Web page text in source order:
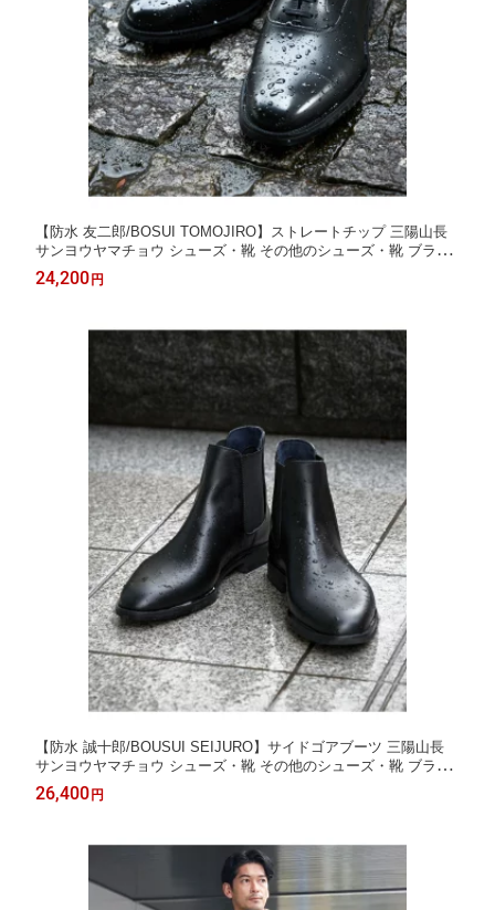
【防水 友二郎/BOSUI TOMOJIRO】ストレートチップ 三陽山長
サンヨウヤマチョウ シューズ・靴 その他のシューズ・靴 ブラッ
ク【送料無料】[Rakuten Fashion]
24,200円
【防水 誠十郎/BOUSUI SEIJURO】サイドゴアブーツ 三陽山長
サンヨウヤマチョウ シューズ・靴 その他のシューズ・靴 ブラッ
ク【送料無料】[Rakuten Fashion]
26,400円